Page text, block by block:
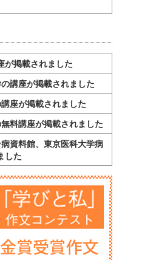
掲載されました
講座が掲載されました
座が掲載されました
料講座が掲載されました
資料館、東京医科大学病
した